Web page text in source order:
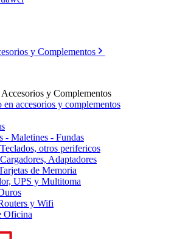
y Complementos
Accesorios y Complementos
en accesorios y complementos
- Maletines - Fundas
otros perifericos
Adaptadores
de Memoria
UPS y Multitoma
y Wifi
Oficina